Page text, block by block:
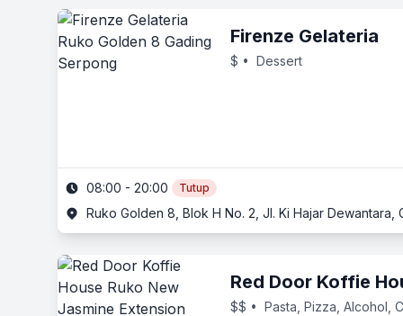
Firenze Gelateria
$ • Dessert
08:00 - 20:00 Tutup
Ruko Golden 8, Blok H No. 2, Jl. Ki Hajar
Red Door Koffie
$$ • Pasta, Pizza, Alcohol,